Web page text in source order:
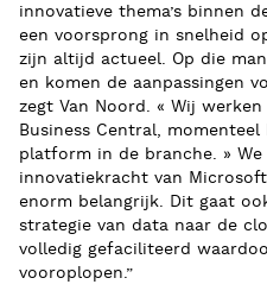
innovatieve thema’s binnen
een voorsprong in snelheid
zijn altijd actueel. Op die
en komen de aanpassingen
zegt Van Noord. « Wij
Business Central,
platform in de branche. »
innovatiekracht van
enorm belangrijk. Dit gaat
strategie van data naar de
volledig gefaciliteerd
vooroplopen.”